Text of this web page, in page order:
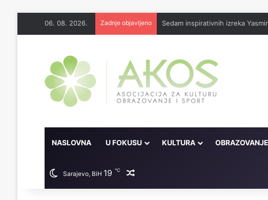
06. 08. 2026. Zadnje objavljeno Sedam inspirativnih izreka
NASLOVNA U FOKUSU KULTURA
Sarajevo, BiH 19 ℃ Random članak